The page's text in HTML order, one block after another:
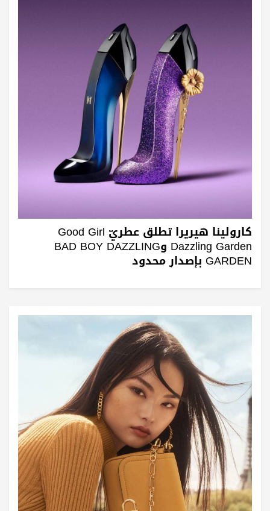
كارولينا هيريرا تطلق عطريّ Good Girl
Dazzling Garden وBAD BOY DAZZLING
GARDEN بإصدارٍ محدود